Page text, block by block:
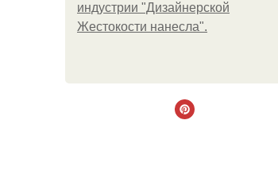
индустрии "Дизайнерской
Жестокости нанесла".